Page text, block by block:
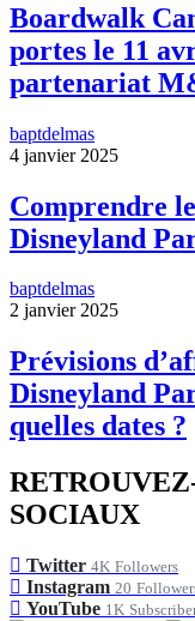
Boardwalk
portes le 11
partenariat
baptdelmas
4 janvier 2025
Comprendre
Disneyland
baptdelmas
2 janvier 2025
Prévisions
Disneyland
quelles dates ?
SOCIAUX
Twitter 4K Followers
Instagram 20
YouTube 1K